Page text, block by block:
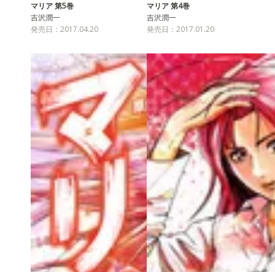
マリア 第5巻
吉沢潤一
発売日：2017.04.20
マリア 第4巻
吉沢潤一
発売日：2017.01.20